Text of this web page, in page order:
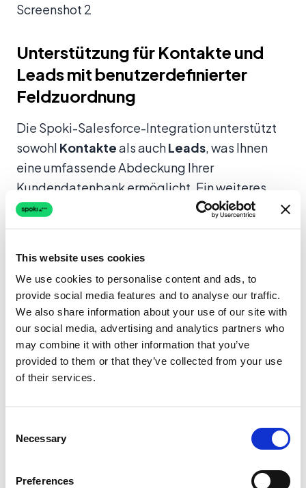
This website uses cookies
We use cookies to personalise content and ads, to
provide social media features and to analyse our traffic.
We also share information about your use of our site with
our social media, advertising and analytics partners who
may combine it with other information that you’ve
provided to them or that they’ve collected from your use
of their services.
Selection
Necessary
Preferences
Screenshot 2
Unterstützung für Kontakte und
Leads mit benutzerdefinierter
Feldzuordnung
Die Spoki-Salesforce-Integration unterstützt
sowohl Kontakteals auchLeads, was Ihnen
eine umfassende Abdeckung Ihrer
Kundendatenbank ermöglicht. Ein weiteres
Highlight ist die Möglichkeit, Ihre Felder genau
so zuzuordnen, wie Sie sie tatsächlich
Individuelle Feldzuordnung für präzise
Daten
Verknüpfen Sie wichtige Felder wie Vorname,
Nachname, E-Mail und Mobiltelefonnummer
zwischen Spoki und Salesforce. Dies stellt
WhatsApp-Nachrichten optimal
Feldzuordnung ist entscheidend für: